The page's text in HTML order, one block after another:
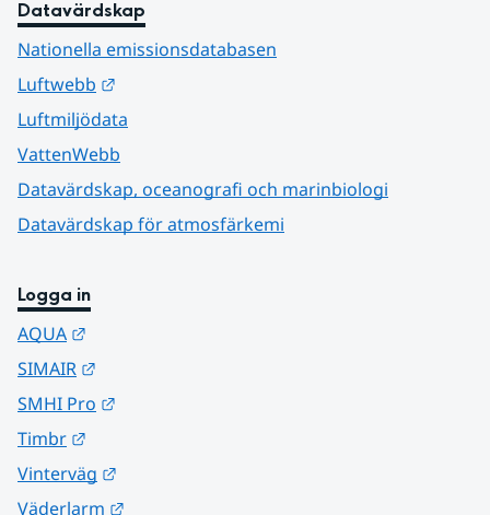
Datavärdskap
Nationella emissionsdatabasen
Luftwebb
Luftmiljödata
VattenWebb
Datavärdskap, oceanografi och marinbiologi
Datavärdskap för atmosfärkemi
Logga in
AQUA
SIMAIR
SMHI Pro
Timbr
Vinterväg
Väderlarm